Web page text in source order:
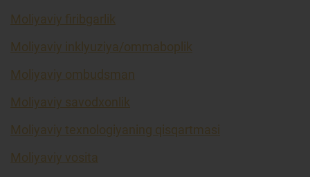
Moliyaviy firibgarlik
Moliyaviy inklyuziya/ommaboplik
Moliyaviy ombudsman
Moliyaviy savodxonlik
Moliyaviy texnologiyaning qisqartmasi
Moliyaviy vosita